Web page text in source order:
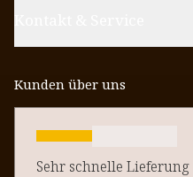
Kunden über uns
Sehr schnelle Lieferung Super